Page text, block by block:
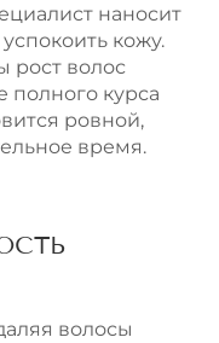
наносит
кожу.
рост волос
полного курса
ровной,
время.
волосы